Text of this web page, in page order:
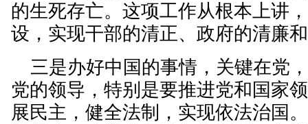
的生死存亡。这项工作从根本上讲
设，实现干部的清正、政府的清廉
三是办好中国的事情，关键在党
党的领导，特别是要推进党和国家
展民主，健全法制，实现依法治国